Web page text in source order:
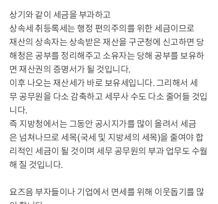
상기와 같이 세금을 부과하고
상속세 취등록세는 행정 편의주의를 위한 세금이므로
재산의 상속자는 상속받은 재산을 구군청에 신고하면 당
해청은 공부를 정리해주고 소유자는 당해 공부를 보유하
면 재산권의 증명서가 될 것입니다.
이후 나오는 재산세가 바로 보유세입니다. 그리해서 세
무 공무원을 다소 감축하고 세무사 수도 다소 줄어들 것입
니다.
즉 지방청에서는 그동안 공시지가를 많이 올려서 세금
은 넘쳐나므로 세목(국세 및 지방세의 세목)을 줄여야 합
리적인 세금이 될 것이며 세무 공무원의 부과 업무도 수월
해 질 것입니다.
요즈음 부자들이나 기업에서 면세를 위해 이웃돕기를 많